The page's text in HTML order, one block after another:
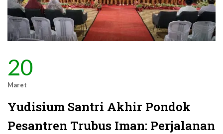
20
Maret
Yudisium Santri Akhir Pondok
Pesantren Trubus Iman: Perjalanan